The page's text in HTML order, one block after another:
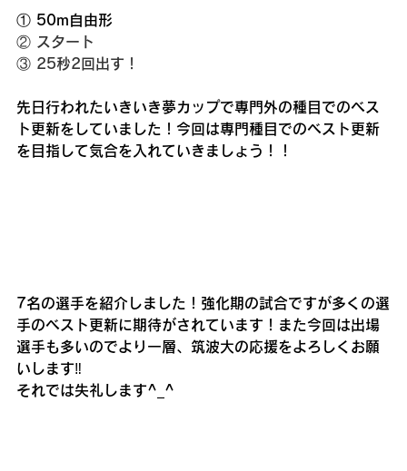
① 50m自由形
② スタート
③ 25秒2回出す！
先日行われたいきいき夢カップで専門外の種目でのベス
ト更新をしていました！今回は専門種目でのベスト更新
を目指して気合を入れていきましょう！！
7名の選手を紹介しました！強化期の試合ですが多くの選
手のベスト更新に期待がされています！また今回は出場
選手も多いのでより一層、筑波大の応援をよろしくお願
いします‼️
それでは失礼します^_^